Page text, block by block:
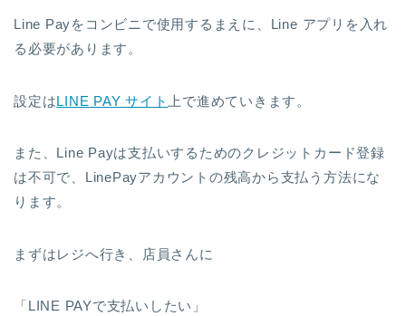
Line Payをコンビニで使用するまえに、Line アプリを入れ
る必要があります。
設定はLINE PAY サイト 上で進めていきます。
また、Line Payは支払いするためのクレジットカード登録
は不可で、LinePayアカウントの残高から支払う方法にな
ります。
まずはレジへ行き、店員さんに
「LINE PAYで支払いしたい」